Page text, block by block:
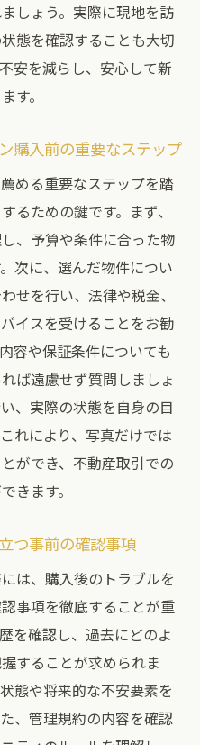
しょう。実際に現地を訪
態を確認することも大切
安を減らし、安心して新
す。
購入前の重要なステップ
める重要なステップを踏
るための鍵です。まず、
、予算や条件に合った物
次に、選んだ物件につい
せを行い、法律や税金、
イスを受けることをお勧
容や保証条件についても
ば遠慮せず質問しましょ
、実際の状態を自身の目
れにより、写真だけでは
ができ、不動産取引での
きます。
つ事前の確認事項
は、購入後のトラブルを
事項を徹底することが重
を確認し、過去にどのよ
することが求められま
態や将来的な不安要素を
、管理規約の内容を確認